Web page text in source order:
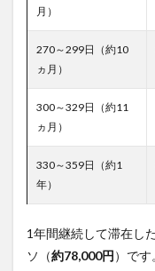
月）
270～299日（約10
ヵ月）
300～329日（約11
ヵ月）
330～359日（約1
年）
1年間継続して滞在し
ソ（約78,000円）です